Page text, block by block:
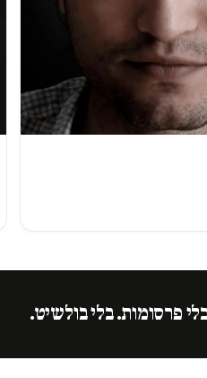
פרסומות. בלי בולשיט.